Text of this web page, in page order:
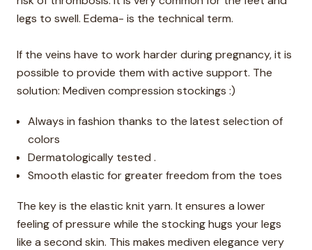
legs to swell. Edema- is the technical term.
If the veins have to work harder during pregnancy, it is
possible to provide them with active support. The
solution: Mediven compression stockings :)
Always in fashion thanks to the latest selection of
colors
Dermatologically tested .
Smooth elastic for greater freedom from the toes
The key is the elastic knit yarn. It ensures a lower
feeling of pressure while the stocking hugs your legs
like a second skin. This makes mediven elegance very